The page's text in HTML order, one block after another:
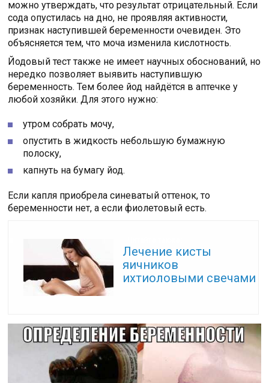
можно утверждать, что результат отрицательный. Если
сода опустилась на дно, не проявляя активности,
признак наступившей беременности очевиден. Это
объясняется тем, что моча изменила кислотность.
Йодовый тест также не имеет научных обоснований, но
нередко позволяет выявить наступившую
беременность. Тем более йод найдётся в аптечке у
любой хозяйки. Для этого нужно:
утром собрать мочу,
опустить в жидкость небольшую бумажную
полоску,
капнуть на бумагу йод.
Если капля приобрела синеватый оттенок, то
беременности нет, а если фиолетовый есть.
Лечение кисты
яичников
ихтиоловыми свечами